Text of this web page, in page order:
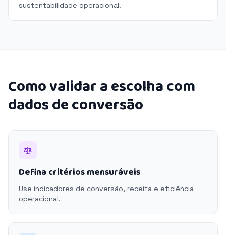
sustentabilidade operacional.
Como validar a escolha com
dados de conversão
Defina critérios mensuráveis
Use indicadores de conversão, receita e eficiência
operacional.